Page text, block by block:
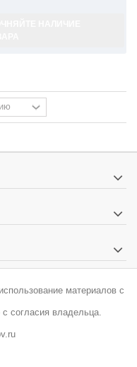
материалов с
согласия владельца.